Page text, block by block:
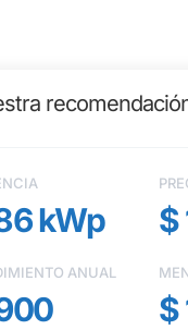
kWp $
ANUAL
$